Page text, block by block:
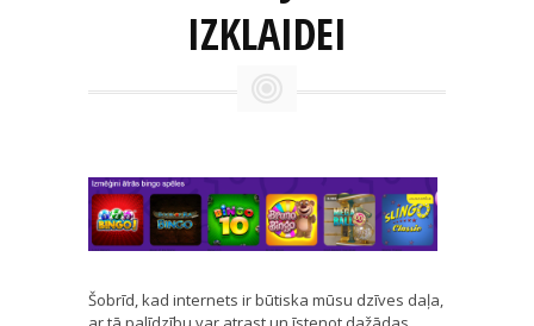
IZKLAIDEI
Šobrīd, kad internets ir būtiska mūsu dzīves daļa,